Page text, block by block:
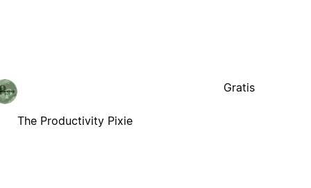
The Productivity Pixie
Gratis